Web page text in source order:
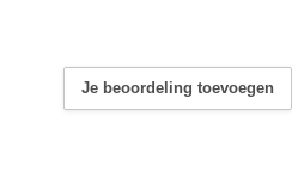
Je beoordeling toevoegen